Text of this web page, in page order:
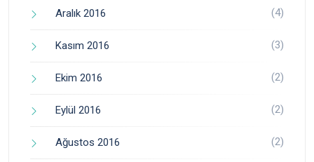
Aralık 2016 (4)
Kasım 2016 (3)
Ekim 2016 (2)
Eylül 2016 (2)
Ağustos 2016 (2)